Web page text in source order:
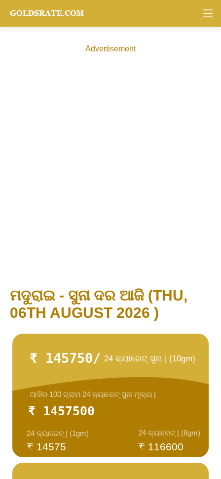
Advertisement
ମଦୁରାଇ - ସୁନା ଦର ଆଜି (THU,
06TH AUGUST 2026 )
₹ 145750/ 24 କ୍ୟାରେଟ୍ ସୁନା | (10gm)
₹ 1457500
₹ 14575
24 କ୍ୟାରେଟ୍ | (1gm) 24 କ୍ୟାରେଟ୍ | (8gm)
ଆଜିର 100 ଗ୍ରାମ 24 କ୍ୟାରେଟ୍ ସୁନା ମୂଲ୍ୟ |
₹ 116600